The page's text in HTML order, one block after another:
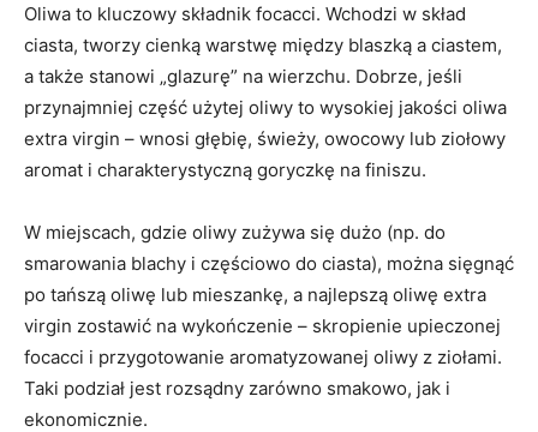
Oliwa to kluczowy składnik focacci. Wchodzi w skład
ciasta, tworzy cienką warstwę między blaszką a ciastem,
a także stanowi „glazurę” na wierzchu. Dobrze, jeśli
przynajmniej część użytej oliwy to wysokiej jakości oliwa
extra virgin – wnosi głębię, świeży, owocowy lub ziołowy
aromat i charakterystyczną goryczkę na finiszu.
W miejscach, gdzie oliwy zużywa się dużo (np. do
smarowania blachy i częściowo do ciasta), można sięgnąć
po tańszą oliwę lub mieszankę, a najlepszą oliwę extra
virgin zostawić na wykończenie – skropienie upieczonej
focacci i przygotowanie aromatyzowanej oliwy z ziołami.
Taki podział jest rozsądny zarówno smakowo, jak i
ekonomicznie.